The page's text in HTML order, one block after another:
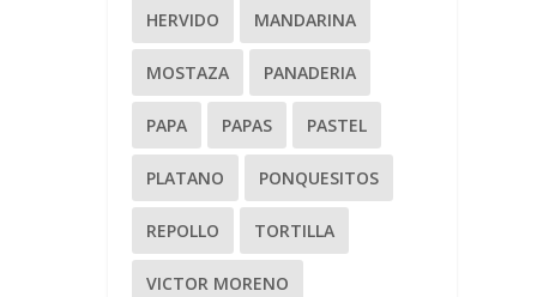
HERVIDO MANDARINA
MOSTAZA PANADERIA
PAPA PAPAS PASTEL
PLATANO PONQUESITOS
REPOLLO TORTILLA
VICTOR MORENO